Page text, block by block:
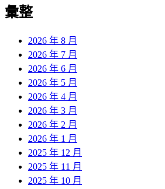
彙整
2026 年 8 月
2026 年 7 月
2026 年 6 月
2026 年 5 月
2026 年 4 月
2026 年 3 月
2026 年 2 月
2026 年 1 月
2025 年 12 月
2025 年 11 月
2025 年 10 月